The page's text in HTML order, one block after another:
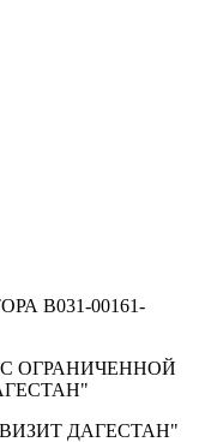
В031-00161-
ОГРАНИЧЕННОЙ
ДАГЕСТАН"